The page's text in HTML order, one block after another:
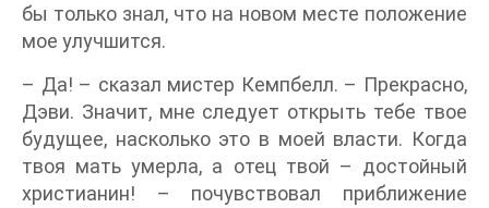
бы только знал, что на новом месте положение
мое улучшится.
– Да! – сказал мистер Кемпбелл. – Прекрасно,
Дэви. Значит, мне следует открыть тебе твое
будущее, насколько это в моей власти. Когда
твоя мать умерла, а отец твой – достойный
христианин! – почувствовал приближение